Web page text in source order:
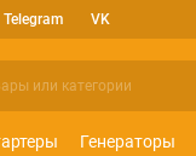
Telegram VK
Генераторы